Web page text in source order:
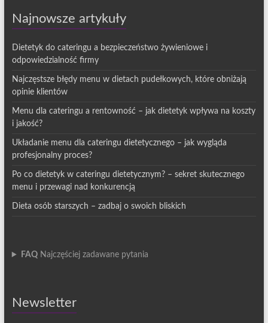
Najnowsze artykuły
Dietetyk do cateringu a bezpieczeństwo żywieniowe i
odpowiedzialność firmy
Najczęstsze błędy menu w dietach pudełkowych, które obniżają
opinie klientów
Menu dla cateringu a rentowność – jak dietetyk wpływa na koszty
i jakość?
Układanie menu dla cateringu dietetycznego – jak wygląda
profesjonalny proces?
Po co dietetyk w cateringu dietetycznym? – sekret skutecznego
menu i przewagi nad konkurencją
Dieta osób starszych – zadbaj o swoich bliskich
FAQNajczęściej zadawane pytania
Newsletter